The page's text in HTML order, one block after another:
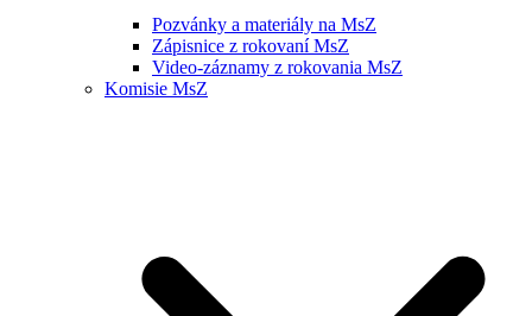
Pozvánky a materiály na MsZ
Zápisnice z rokovaní MsZ
Video-záznamy z rokovania MsZ
Komisie MsZ